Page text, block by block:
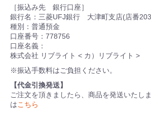
［振込み先 銀行口座］
銀行名：三菱UFJ銀行 大津町支店(店番
種別：普通預金
口座番号：778756
口座名義：
株式会社 リブライト < カ）リブライト >
※振込手数料はご負担ください。
【代金引換発送】
ご注文を頂きましたら、商品を発送いたし
はこちら